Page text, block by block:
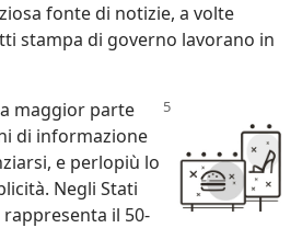
fonte di notizie, a volte
stampa di governo lavorano in
maggior parte
di informazione
e perlopiù lo
Negli Stati
il 50-